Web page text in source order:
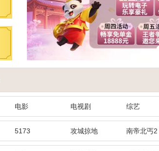
电影 电视剧 综艺
5173 攻城掠地 南帝北丐2